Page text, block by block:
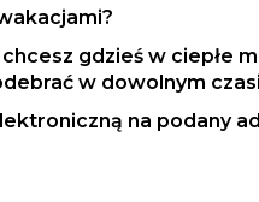
gdzieś w
w dowolnym
na podany